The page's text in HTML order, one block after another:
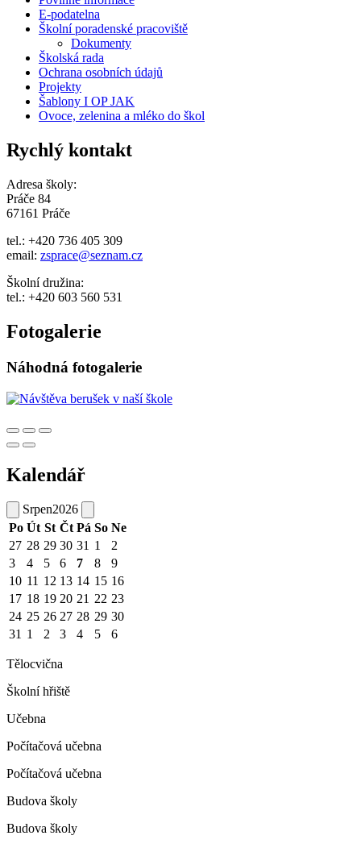
E-podatelna
Školní poradenské pracoviště
Dokumenty
Školská rada
Ochrana osobních údajů
Projekty
Šablony I OP JAK
Ovoce, zelenina a mléko do škol
Rychlý kontakt
Adresa školy:
Práče 84
67161 Práče
tel.: +420 736 405 309
email: zsprace@seznam.cz
Školní družina:
tel.: +420 603 560 531
Fotogalerie
Náhodná fotogalerie
Kalendář
Srpen2026
Po Út St Čt Pá So Ne
27 28 29 30 31 1
2
3
4 5 6 7 8
9
10 11 12 13 14 15 16
17 18 19 20 21 22 23
24 25 26 27 28 29 30
31 1 2 3 4 5 6
Tělocvična
Školní hřiště
Učebna
Počítačová učebna
Počítačová učebna
Budova školy
Budova školy